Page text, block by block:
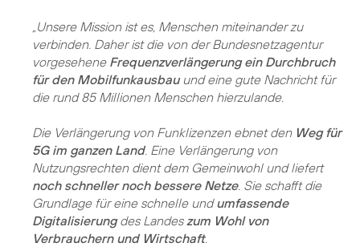
„Unsere Mission ist es, Menschen miteinander zu
verbinden. Daher ist die von der Bundesnetzagentur
vorgesehene Frequenzverlängerung ein Durchbruch
für den Mobilfunkausbauund eine gute Nachricht für
die rund 85 Millionen Menschen hierzulande.
Die Verlängerung von Funklizenzen ebnet den Weg für
5G im ganzen Land. Eine Verlängerung von
Nutzungsrechten dient dem Gemeinwohl und liefert
noch schneller noch bessere Netze. Sie schafft die
Grundlage für eine schnelle undumfassende
Digitalisierungdes Landes zum Wohl von
Verbrauchern und Wirtschaft.